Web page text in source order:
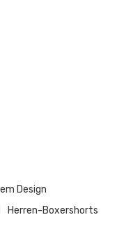
Design
Herren-Boxershorts